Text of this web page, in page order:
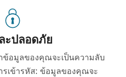
ะปลอดภัย
อมูลของคุณจะเป็นความลับ
รเข้ารหัส: ข้อมูลของคุณจะ